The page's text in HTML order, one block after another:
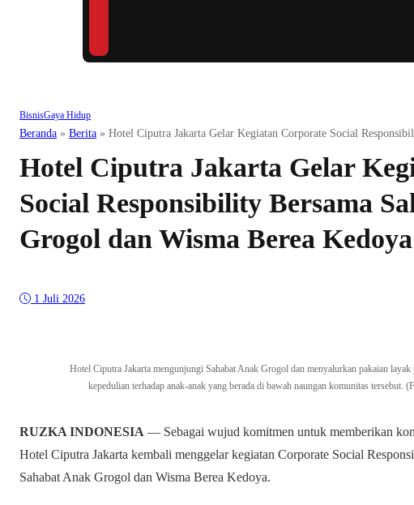
BisnisGaya Hidup
Beranda » Berita » Hotel Ciputra Jakarta Gelar Kegiatan Corporate Social
Hotel Ciputra Jakarta Gelar
Social Responsibility Bersama
Grogol dan Wisma Berea Kedoya
1 Juli 2026
Hotel Ciputra Jakarta mengunjungi Sahabat Anak Grogol dan menyalurkan pakaian layak
kepedulian terhadap anak-anak yang berada di bawah naungan komunitas tersebut.
RUZKA INDONESIA — Sebagai wujud komitmen untuk memberikan
Hotel Ciputra Jakarta kembali menggelar kegiatan Corporate Social
Sahabat Anak Grogol dan Wisma Berea Kedoya.